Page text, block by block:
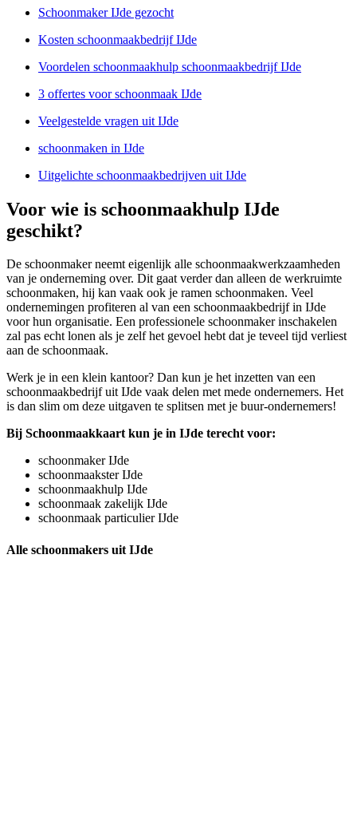
Schoonmaker IJde gezocht
Kosten schoonmaakbedrijf IJde
Voordelen schoonmaakhulp schoonmaakbedrijf IJde
3 offertes voor schoonmaak IJde
Veelgestelde vragen uit IJde
schoonmaken in IJde
Uitgelichte schoonmaakbedrijven uit IJde
Voor wie is schoonmaakhulp IJde
geschikt?
De schoonmaker neemt eigenlijk alle schoonmaakwerkzaamheden
van je onderneming over. Dit gaat verder dan alleen de werkruimte
schoonmaken, hij kan vaak ook je ramen schoonmaken. Veel
ondernemingen profiteren al van een schoonmaakbedrijf in IJde
voor hun organisatie. Een professionele schoonmaker inschakelen
zal pas echt lonen als je zelf het gevoel hebt dat je teveel tijd verliest
aan de schoonmaak.
Werk je in een klein kantoor? Dan kun je het inzetten van een
schoonmaakbedrijf uit IJde vaak delen met mede ondernemers. Het
is dan slim om deze uitgaven te splitsen met je buur-ondernemers!
Bij Schoonmaakkaart kun je in IJde terecht voor:
schoonmaker IJde
schoonmaakster IJde
schoonmaakhulp IJde
schoonmaak zakelijk IJde
schoonmaak particulier IJde
Alle schoonmakers uit IJde